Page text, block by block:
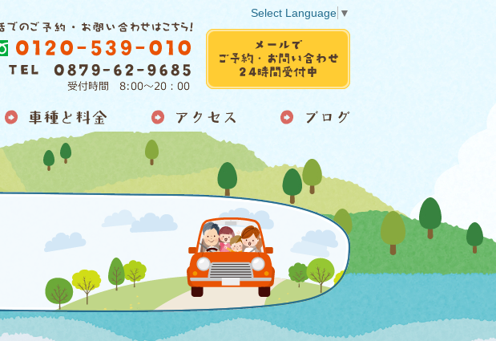
Select Language ▼